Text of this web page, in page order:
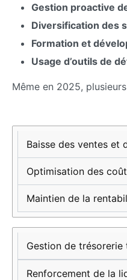
Gestion proactive
Diversification des
Formation et
Usage d’outils de
Même en 2025,
Défis en phase
de
ralentissement
Mesures
d’adaptation
Impact
attendu
Baisse des ventes et
Optimisation des
Maintien de la
Gestion de trésorerie
Renforcement de la